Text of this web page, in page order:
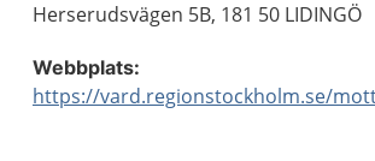
Herserudsvägen 5B, 181 50 LIDINGÖ
Webbplats: